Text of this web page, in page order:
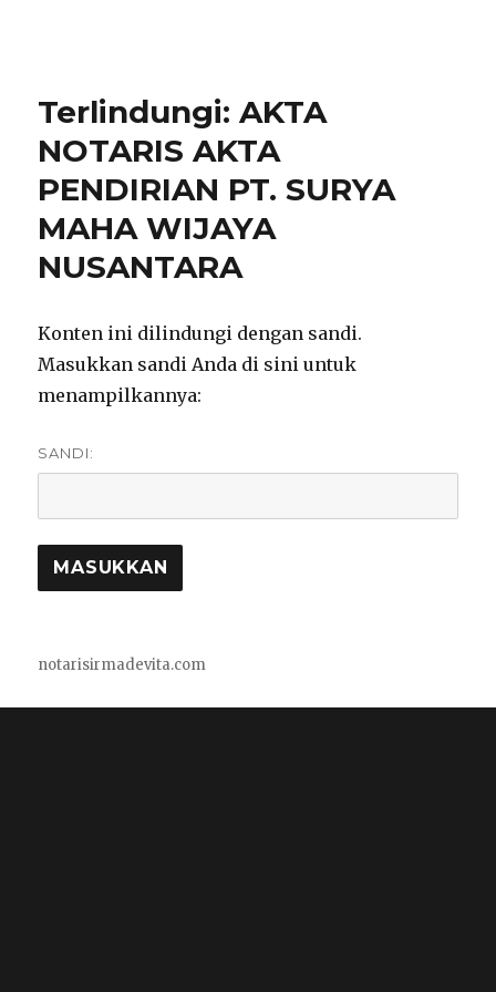
Terlindungi: AKTA
NOTARIS AKTA
PENDIRIAN PT. SURYA
MAHA WIJAYA
NUSANTARA
Konten ini dilindungi dengan sandi.
Masukkan sandi Anda di sini untuk
menampilkannya:
SANDI:
notarisirmadevita.com